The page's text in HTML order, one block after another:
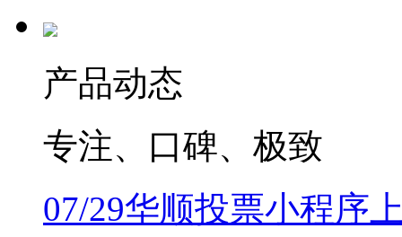
产品动态
专注、口碑、极致
07/29华顺投票小程序